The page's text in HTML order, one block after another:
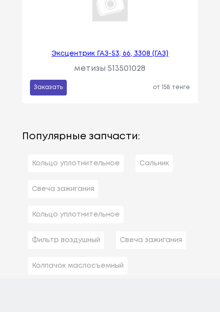
Эксцентрик ГАЗ-53, 66, 3308 (ГАЗ)
метизы 513501028
Заказать от 158 тенге
Популярные запчасти:
Кольцо уплотнительное Сальник
Свеча зажигания
Кольцо уплотнительное
Фильтр воздушный Свеча зажигания
Колпачок маслосъемный